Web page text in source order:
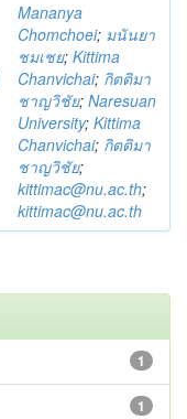
Mananya
Chomchoei; มนันยา
ชมเชย; Kittima
Chanvichai; กิตติมา
ชาญวิชัย; Naresuan
University; Kittima
Chanvichai; กิตติมา
ชาญวิชัย;
kittimac@nu.ac.th;
kittimac@nu.ac.th
1
1